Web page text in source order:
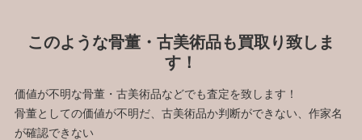
このような骨董・古美術品も買取り致しま
す！
価値が不明な骨董・古美術品などでも査定を致します！
骨董としての価値が不明だ、古美術品か判断ができない、作家名
が確認できない